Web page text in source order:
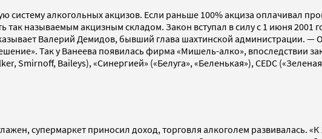
систему алкогольных акцизов. Если раньше 100% акциза оплачивал
называемым акцизным складом. Закон вступал в силу с 1 июня
Валерий Демидов, бывший глава шахтинской администрации. —
Так у Ванеева появилась фирма «Мишель-алко», впоследствии
Smirnoff, Baileys), «Синергией» («Белуга», «Беленькая»), CEDC
супермаркет приносил доход, торговля алкоголем развивалась.